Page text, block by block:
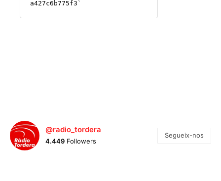
@radio_tordera
4.449 Followers
Segueix-nos